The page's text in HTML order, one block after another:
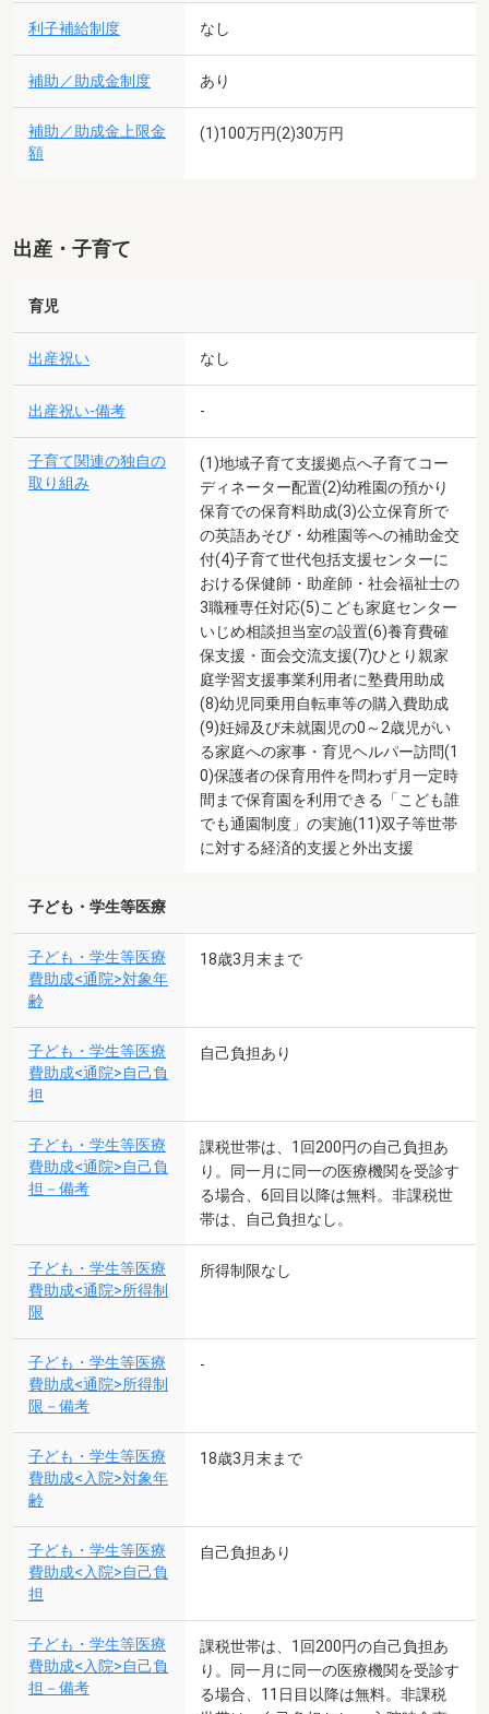
利子補給制度 なし
補助／助成金制度 あり
補助／助成金上限金
額
(1)100万円(2)30万円
出産・子育て
育児
出産祝い なし
出産祝い-備考 -
子育て関連の独自の
取り組み
(1)地域子育て支援拠点へ子育てコー
ディネーター配置(2)幼稚園の預かり
保育での保育料助成(3)公立保育所で
の英語あそび・幼稚園等への補助金交
付(4)子育て世代包括支援センターに
おける保健師・助産師・社会福祉士の
3職種専任対応(5)こども家庭センター
いじめ相談担当室の設置(6)養育費確
保支援・面会交流支援(7)ひとり親家
庭学習支援事業利用者に塾費用助成
(8)幼児同乗用自転車等の購入費助成
(9)妊婦及び未就園児の0～2歳児がい
る家庭への家事・育児ヘルパー訪問(1
0)保護者の保育用件を問わず月一定時
間まで保育園を利用できる「こども誰
でも通園制度」の実施(11)双子等世帯
に対する経済的支援と外出支援
子ども・学生等医療
子ども・学生等医療
費助成<通院>対象年
齢
18歳3月末まで
子ども・学生等医療
費助成<通院>自己負
担
自己負担あり
子ども・学生等医療
費助成<通院>自己負
担－備考
課税世帯は、1回200円の自己負担あ
り。同一月に同一の医療機関を受診す
る場合、6回目以降は無料。非課税世
帯は、自己負担なし。
子ども・学生等医療
費助成<通院>所得制
限
所得制限なし
子ども・学生等医療
費助成<通院>所得制
限－備考
-
子ども・学生等医療
費助成<入院>対象年
齢
18歳3月末まで
子ども・学生等医療
費助成<入院>自己負
担
自己負担あり
子ども・学生等医療
費助成<入院>自己負
担－備考
課税世帯は、1回200円の自己負担あ
り。同一月に同一の医療機関を受診す
る場合、11日目以降は無料。非課税